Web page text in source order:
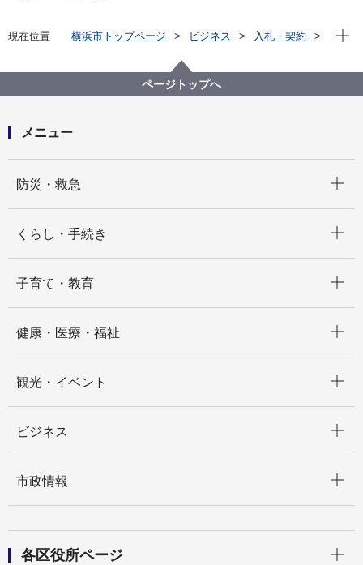
現在位置 横浜市トップページ ビジネス
入札・契約
医療局病院経営本部
【入札結果公表】横浜市立脳卒中・神経脊椎センター
テレビシステム及びランドリー設置・運営事業
現在
ページトップへ
メニュー
防災・救急
くらし・手続き
子育て・教育
健康・医療・福祉
観光・イベント
ビジネス
市政情報
各区役所ページ